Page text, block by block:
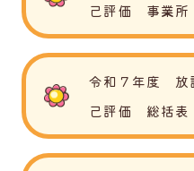
己評価 事業所
令和７年度 放
己評価 総括表